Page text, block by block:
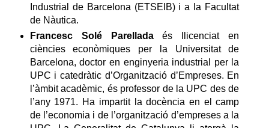
Industrial de Barcelona (ETSEIB) i a la Facultat
de Nàutica.
Francesc Solé Parelladaés llicenciat en
ciències econòmiques per la Universitat de
Barcelona, doctor en enginyeria industrial per la
UPC i catedràtic d’Organització d’Empreses. En
l’àmbit acadèmic, és professor de la UPC des de
l’any 1971. Ha impartit la docència en el camp
de l’economia i de l’organització d’empreses a la